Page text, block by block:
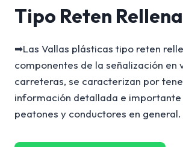
Tipo Reten
➡Las Vallas plásticas tipo reten
componentes de la señalización en
carreteras, se caracterizan por
información detallada e importante
peatones y conductores en general.